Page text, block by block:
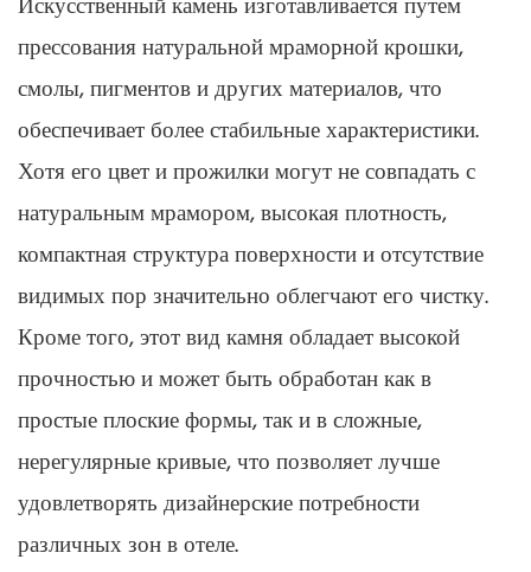
прессования натуральной мраморной крошки,
смолы, пигментов и других материалов, что
обеспечивает более стабильные характеристики.
Хотя его цвет и прожилки могут не совпадать с
натуральным мрамором, высокая плотность,
компактная структура поверхности и отсутствие
видимых пор значительно облегчают его чистку.
Кроме того, этот вид камня обладает высокой
прочностью и может быть обработан как в
простые плоские формы, так и в сложные,
нерегулярные кривые, что позволяет лучше
удовлетворять дизайнерские потребности
различных зон в отеле.